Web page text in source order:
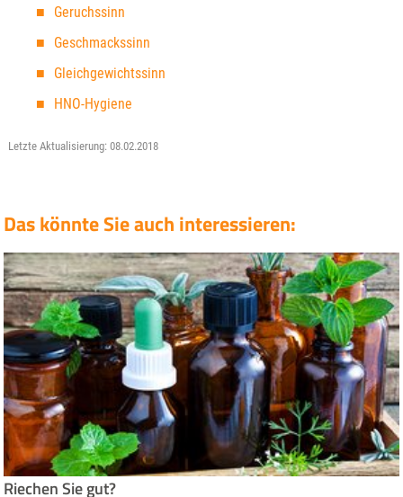
Geruchssinn
Geschmackssinn
Gleichgewichtssinn
HNO-Hygiene
Letzte Aktualisierung: 08.02.2018
Das könnte Sie auch interessieren:
Riechen Sie gut?